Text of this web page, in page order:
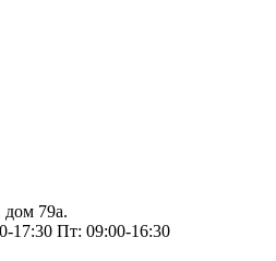
79а.
17:30 Пт: 09:00-16:30